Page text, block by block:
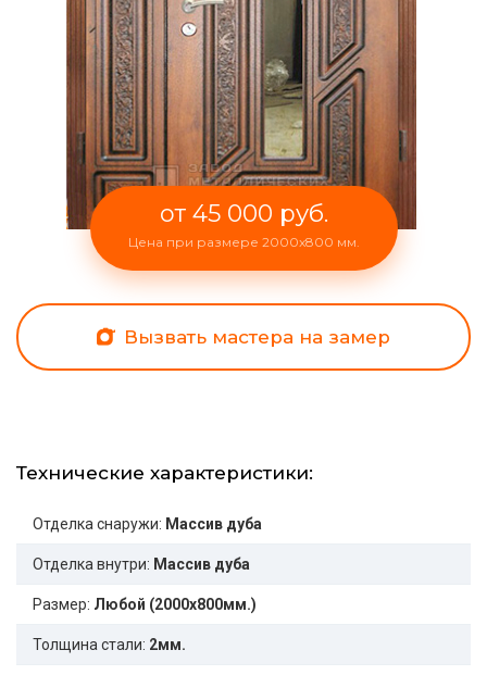
от 45 000 руб.
Цена при размере 2000x800 мм.
Вызвать мастера на замер
Технические характеристики:
Отделка снаружи: Массив дуба
Отделка внутри: Массив дуба
Размер: Любой (2000x800мм.)
Толщина стали: 2мм.